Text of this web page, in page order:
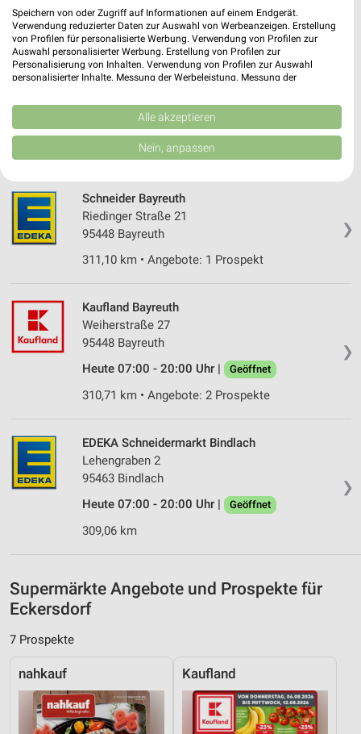
Heute 07:00 - 20:00 Uhr | Geöffnet
311,81 km • Angebote: 1 Prospekt
Königsallee 45
95448 Bayreuth
313,13 km • Angebote: 1 Prospekt
❯
Schneider Bayreuth
Riedinger Straße 21
95448 Bayreuth
311,10 km • Angebote: 1 Prospekt
❯
Kaufland Bayreuth
Weiherstraße 27
95448 Bayreuth
Heute 07:00 - 20:00 Uhr |
Geöffnet
310,71 km • Angebote: 2 Prospekte
❯
EDEKA Schneidermarkt Bindlach
Lehengraben 2
95463 Bindlach
Heute 07:00 - 20:00 Uhr |
Geöffnet
309,06 km
Supermärkte Angebote und Prospekte für
Eckersdorf
7 Prospekte
nahkauf Kaufland
Speichern von oder Zugriff auf Informationen auf einem Endgerät.
Verwendung reduzierter Daten zur Auswahl von Werbeanzeigen. Erstellung
von Profilen für personalisierte Werbung. Verwendung von Profilen zur
Auswahl personalisierter Werbung. Erstellung von Profilen zur
Personalisierung von Inhalten. Verwendung von Profilen zur Auswahl
personalisierter Inhalte. Messung der Werbeleistung. Messung der
Kombinationen von Daten aus verschiedenen Quellen. Entwicklung und
Verbesserung der Angebote. Verwendung reduzierter Daten zur Auswahl
von Inhalten.
Daten können außerhalb der Europäischen Union weitergegeben und in die
Website/App.
Partnerliste anzeigen (1 IAB-Anbieter)
Wir nutzen Ihre Daten für folgende Zwecke:
IAB-Verarbeitungszwecke:
Verwendung reduzierter Daten zur Auswahl von
Werbeanzeigen
Erstellung von Profilen für personalisierte
Erstellung von Profilen zur Personalisierung
von Inhalten
Verwendung von Profilen zur Auswahl
Messung der Performance von Inhalten
Analyse von Zielgruppen durch Statistiken oder
Kombinationen von Daten aus verschiedenen
Quellen
Entwicklung und Verbesserung der Angebote
Verwendung reduzierter Daten zur Auswahl von
Inhalten
Alle akzeptieren
Nein, anpassen